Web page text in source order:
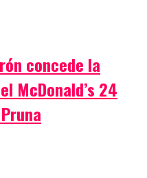
concede la
McDonald’s 24